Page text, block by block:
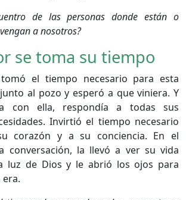
de las personas donde están o
a nosotros?
se toma su tiempo
tomó el tiempo necesario para esta
al pozo y esperó a que viniera. Y
con ella, respondía a todas sus
Invirtió el tiempo necesario
corazón y a su conciencia. En el
conversación, la llevó a ver su vida
luz de Dios y le abrió los ojos para